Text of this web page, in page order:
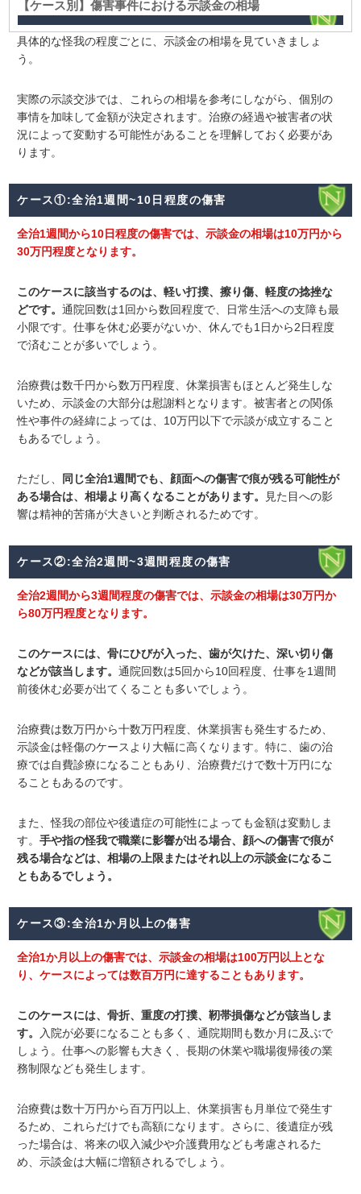
【ケース別】傷害事件における示談金の相場
具体的な怪我の程度ごとに、示談金の相場を見ていきましょ
う。
実際の示談交渉では、これらの相場を参考にしながら、個別の
事情を加味して金額が決定されます。治療の経過や被害者の状
況によって変動する可能性があることを理解しておく必要があ
ります。
ケース①:全治1週間~10日程度の傷害
全治1週間から10日程度の傷害では、示談金の相場は10万円から
30万円程度となります。
このケースに該当するのは、軽い打撲、擦り傷、軽度の捻挫な
どです。通院回数は1回から数回程度で、日常生活への支障も最
小限です。仕事を休む必要がないか、休んでも1日から2日程度
で済むことが多いでしょう。
治療費は数千円から数万円程度、休業損害もほとんど発生しな
いため、示談金の大部分は慰謝料となります。被害者との関係
性や事件の経緯によっては、10万円以下で示談が成立すること
もあるでしょう。
ただし、
同じ全治1週間でも、顔面への傷害で痕が残る可能性が
ある場合は、相場より高くなることがあります。
見た目への影
響は精神的苦痛が大きいと判断されるためです。
ケース②:全治2週間~3週間程度の傷害
全治2週間から3週間程度の傷害では、示談金の相場は30万円か
ら80万円程度となります。
このケースには、骨にひびが入った、歯が欠けた、深い切り傷
などが該当します。通院回数は5回から10回程度、仕事を1週間
前後休む必要が出てくることも多いでしょう。
治療費は数万円から十数万円程度、休業損害も発生するため、
示談金は軽傷のケースより大幅に高くなります。特に、歯の治
療では自費診療になることもあり、治療費だけで数十万円にな
ることもあるのです。
また、怪我の部位や後遺症の可能性によっても金額は変動しま
す。手や指の怪我で職業に影響が出る場合、顔への傷害で痕が
残る場合などは、相場の上限またはそれ以上の示談金になるこ
ともあるでしょう。
ケース③:全治1か月以上の傷害
全治1か月以上の傷害では、示談金の相場は100万円以上とな
り、ケースによっては数百万円に達することもあります。
このケースには、骨折、重度の打撲、靭帯損傷などが該当しま
す。
入院が必要になることも多く、通院期間も数か月に及ぶで
しょう。仕事への影響も大きく、長期の休業や職場復帰後の業
務制限なども発生します。
治療費は数十万円から百万円以上、休業損害も月単位で発生す
るため、これらだけでも高額になります。さらに、後遺症が残
った場合は、将来の収入減少や介護費用なども考慮されるた
め、示談金は大幅に増額されるでしょう。